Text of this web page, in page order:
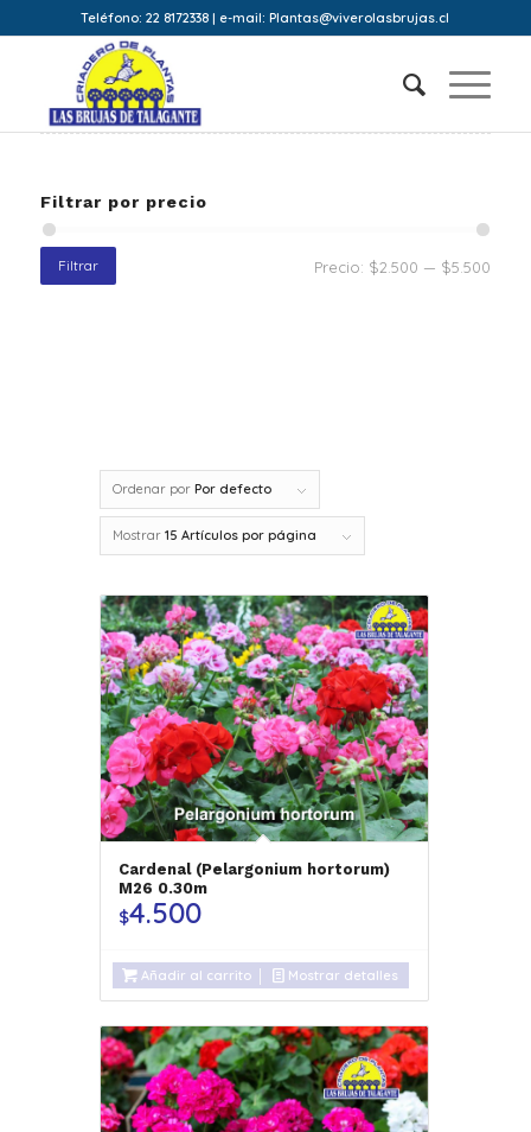
Teléfono: 22 8172338 | e-mail: Plantas@viverolasbrujas.cl
Ordenar por Por defecto
Mostrar 15 Artículos por página
Cardenal (Pelargonium hortorum)
M26 0.30m
$4.500
Añadir al carrito Mostrar detalles
Filtrar por precio
Filtrar Precio: $2.500 — $5.500